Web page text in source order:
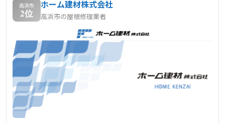
高浜市
2位
ホーム建材株式会社
高浜市の屋根修理業者